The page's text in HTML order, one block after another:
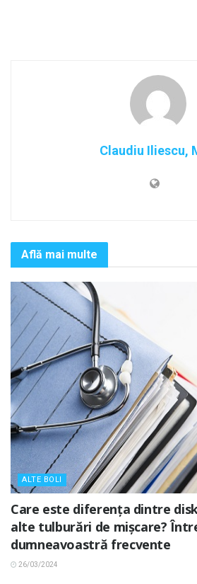
Claudiu Iliescu,
Află mai multe
ALTE BOLI
Care este diferența dintre
alte tulburări de mișcare?
dumneavoastră frecvente
26/03/2024